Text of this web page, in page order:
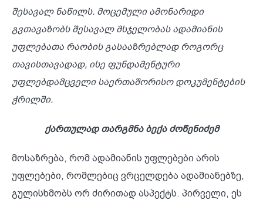
შესავალ ნაწილს. მოცემული ამონარიდი
გვთავაზობს შესავალ მსჯელობას ადამიანის
უფლებათა რაობის გასააზრებლადროგორც
თავისთავადად, ისე ფუნდამენტური
უფლებდამცველი საერთაშორისო დოკუმენტების
ჭრილში.
ქართულად თარგმნა ბექა ძოწენიძემ
მოსაზრება, რომ ადამიანის უფლებები არის
უფლებები, რომლებიც ვრცელდება ადამიანებზე,
გულისხმობს ორ ძირითად ასპექტს. პირველი, ეს